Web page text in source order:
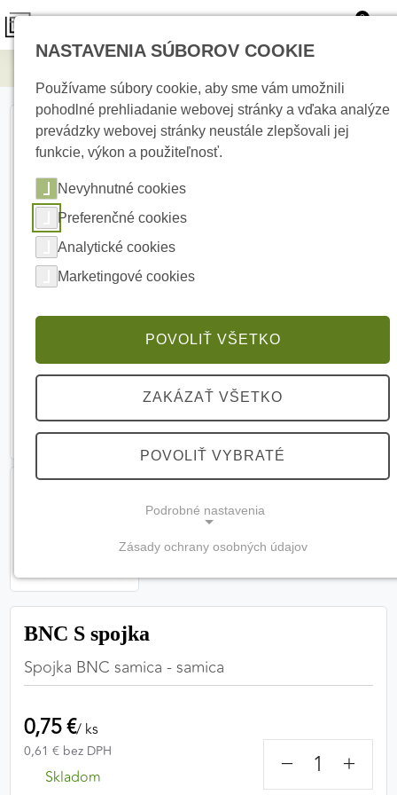
0
BNC S spojka
Spojka BNC samica - samica
0,75 €/ ks
0,61 € bez DPH
Skladom
− +
NASTAVENIA SÚBOROV COOKIE
Používame súbory cookie, aby sme vám umožnili
pohodlné prehliadanie webovej stránky a vďaka analýze
prevádzky webovej stránky neustále zlepšovali jej
funkcie, výkon a použiteľnosť.
Nevyhnutné cookies
Preferenčné cookies
Analytické cookies
Marketingové cookies
POVOLIŤ VŠETKO
ZAKÁZAŤ VŠETKO
POVOLIŤ VYBRATÉ
Podrobné nastavenia
(vždy aktívne, nemožno vypnúť)
Tieto cookies sú potrebné na správne fungovanie
webovej stránky a bez nich by nebolo možné
zabezpečiť jej plnú funkčnosť.
PREFERENČNÉ COOKIES
Zásady ochrany osobných údajov